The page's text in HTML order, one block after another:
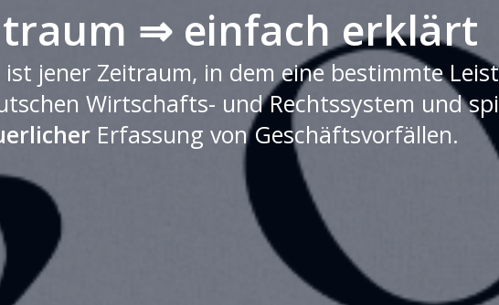
⇒ einfach erklärt
jener Zeitraum, in dem eine bestimmte
Wirtschafts- und Rechtssystem und
Erfassung von Geschäftsvorfällen.